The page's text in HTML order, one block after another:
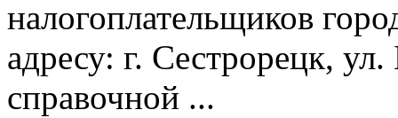
налогоплательщиков
адресу: г. Сестрорецк,
справочной ...